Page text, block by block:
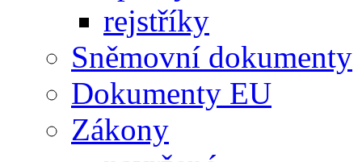
rejstříky
Sněmovní dokumenty
Dokumenty EU
Zákony